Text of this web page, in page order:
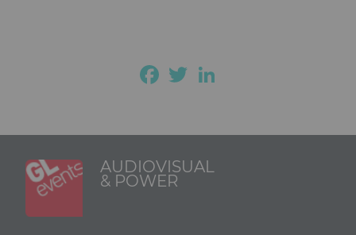
Facebook
Twitter
AUDIOVISUAL
& POWER